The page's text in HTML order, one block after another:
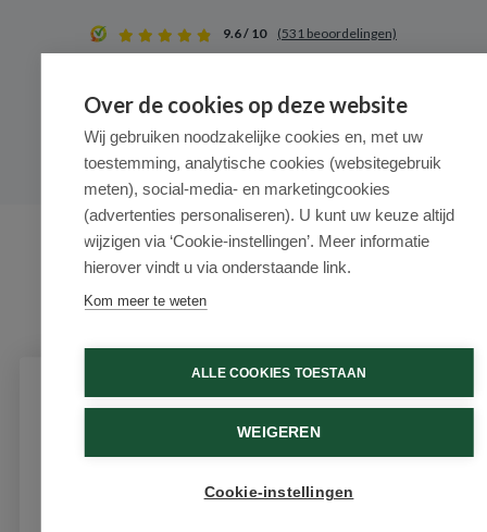
9.6 / 10 (531 beoordelingen)
© 2026 - Medimart.nl.
Over de cookies op deze website
Wij gebruiken noodzakelijke cookies en, met uw
toestemming, analytische cookies (websitegebruik
meten), social-media- en marketingcookies
(advertenties personaliseren). U kunt uw keuze altijd
wijzigen via ‘Cookie-instellingen’. Meer informatie
hierover vindt u via onderstaande link.
Kom meer te weten
ALLE COOKIES TOESTAAN
WEIGEREN
Cookie-instellingen
Schrijf je in voor onze nieuwsbrief
Ontvang als eerste de beste aanbiedingen en persoonlijk
advies